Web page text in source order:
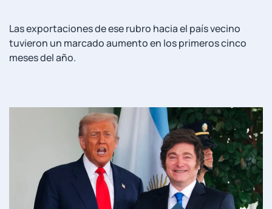
Las exportaciones de ese rubro hacia el país vecino
tuvieron un marcado aumento en los primeros cinco
meses del año.